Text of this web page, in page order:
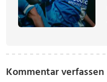
Kommentar verfassen